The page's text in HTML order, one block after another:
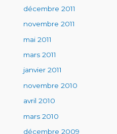
décembre 2011
novembre 2011
mai 2011
mars 2011
janvier 2011
novembre 2010
avril 2010
mars 2010
décembre 2009